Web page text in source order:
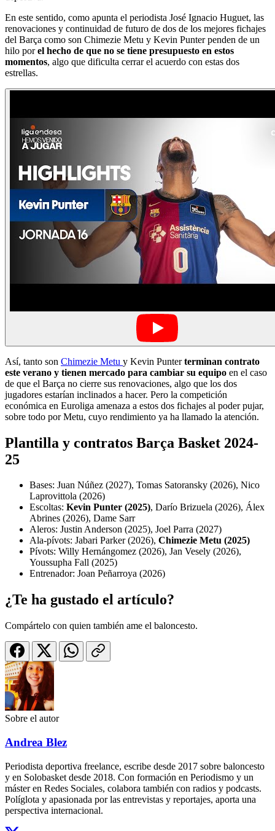
En este sentido, como apunta el periodista José Ignacio Huguet, las
renovaciones y continuidad de futuro de dos de los mejores fichajes
del Barça como son Chimezie Metu y Kevin Punter penden de un
hilo porel hecho de que no se tiene presupuesto en estos
momentos, algo que dificulta cerrar el acuerdo con estas dos
estrellas.
Así, tanto son Chimezie Metu y Kevin Punterterminan contrato
este verano y tienen mercado para cambiar su equipo en el caso
de que el Barça no cierre sus renovaciones, algo que los dos
jugadores estarían inclinados a hacer. Pero la competición
económica en Euroliga amenaza a estos dos fichajes al poder pujar,
sobre todo por Metu, cuyo rendimiento ya ha llamado la atención.
Plantilla y contratos Barça Basket 2024-
25
Bases: Juan Núñez (2027), Tomas Satoransky (2026), Nico
Laprovittola (2026)
Escoltas: Kevin Punter (2025), Darío Brizuela (2026), Álex
Abrines (2026), Dame Sarr
Aleros: Justin Anderson (2025), Joel Parra (2027)
Ala-pívots: Jabari Parker (2026), Chimezie Metu (2025)
Pívots: Willy Hernángomez (2026), Jan Vesely (2026),
Youssupha Fall (2025)
Entrenador: Joan Peñarroya (2026)
¿Te ha gustado el artículo?
Compártelo con quien también ame el baloncesto.
Sobre el autor
Andrea Blez
Periodista deportiva freelance, escribe desde 2017 sobre baloncesto
y en Solobasket desde 2018. Con formación en Periodismo y un
máster en Redes Sociales, colabora también con radios y podcasts.
Políglota y apasionada por las entrevistas y reportajes, aporta una
perspectiva internacional.